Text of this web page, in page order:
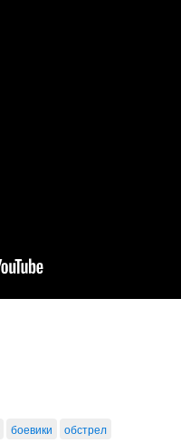
боевики обстрел